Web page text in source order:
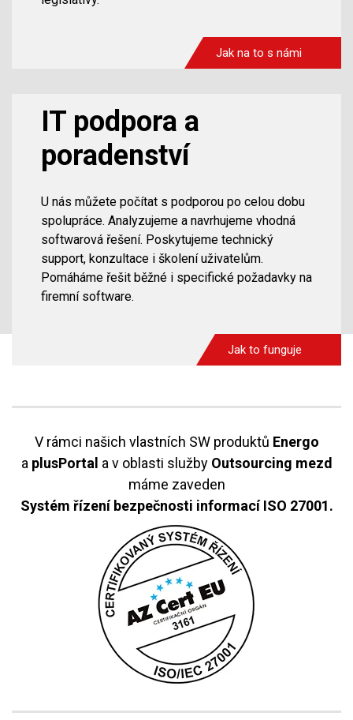
Jak na to s námi
IT podpora a
poradenství
U nás můžete počítat s podporou po celou dobu
spolupráce. Analyzujeme a navrhujeme vhodná
softwarová řešení. Poskytujeme technický
support, konzultace i školení uživatelům.
Pomáháme řešit běžné i specifické požadavky na
firemní software.
Jak to funguje
V rámci našich vlastních SW produktů Energo
a plusPortal a v oblasti služby Outsourcing mezd
máme zaveden
Systém řízení bezpečnosti informací ISO 27001.